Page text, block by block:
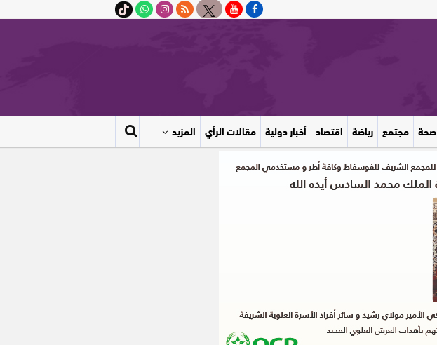
صحة مجتمع رياضة اقتصاد أخبار دولية مقالات الرأي المزيد